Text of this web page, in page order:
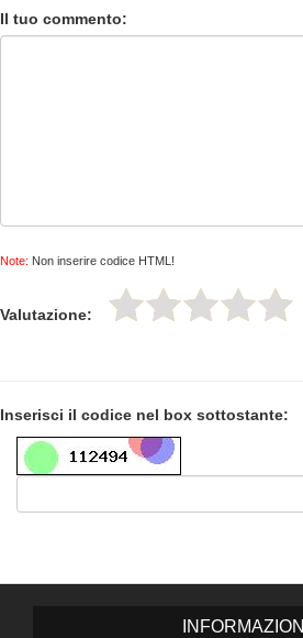
Il tuo commento:
Note: Non inserire codice HTML!
Valutazione:
Inserisci il codice nel box sottostante:
INFORMAZIONI